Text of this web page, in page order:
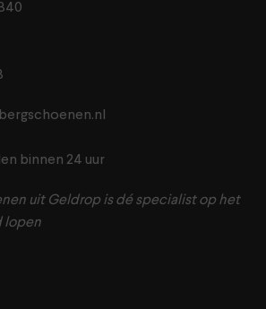
binnen 24 uur
uit Geldrop is dé specialist op het
lopen